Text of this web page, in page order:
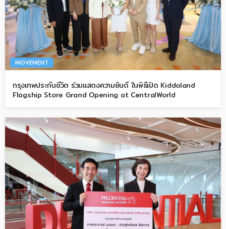
MOVEMENT
กรุงเทพประกันชีวิต ร่วมแสดงความยินดี ในพิธีเปิด Kiddoland
Flagship Store Grand Opening at CentralWorld